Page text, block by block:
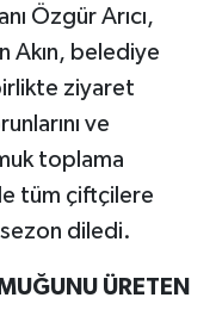
Özgür Arıcı,
Akın, belediye
ziyaret
ve
toplama
tüm çiftçilere
sezon diledi.
ÜRETEN